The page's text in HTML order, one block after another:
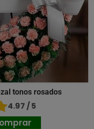
tonos rosados
4.97 / 5